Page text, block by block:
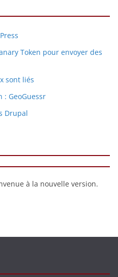
Token pour envoyer des
sont liés
: GeoGuessr
Drupal
à la nouvelle version.